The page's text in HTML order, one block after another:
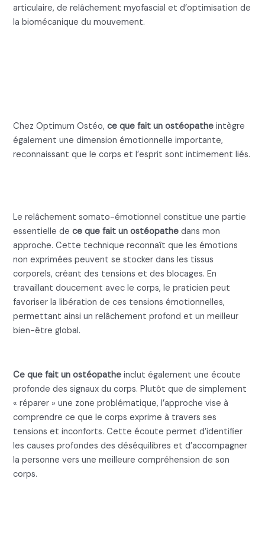
articulaire, de relâchement myofascial et d’optimisation de
la biomécanique du mouvement.
Chez Optimum Ostéo,ce que fait un ostéopathe intègre
également une dimension émotionnelle importante,
reconnaissant que le corps et l’esprit sont intimement liés.
Le relâchement somato-émotionnel constitue une partie
essentielle dece que fait un ostéopathe dans mon
approche. Cette technique reconnaît que les émotions
non exprimées peuvent se stocker dans les tissus
corporels, créant des tensions et des blocages. En
travaillant doucement avec le corps, le praticien peut
favoriser la libération de ces tensions émotionnelles,
permettant ainsi un relâchement profond et un meilleur
bien-être global.
Ce que fait un ostéopathe inclut également une écoute
profonde des signaux du corps. Plutôt que de simplement
« réparer » une zone problématique, l’approche vise à
comprendre ce que le corps exprime à travers ses
tensions et inconforts. Cette écoute permet d’identifier
les causes profondes des déséquilibres et d’accompagner
la personne vers une meilleure compréhension de son
corps.